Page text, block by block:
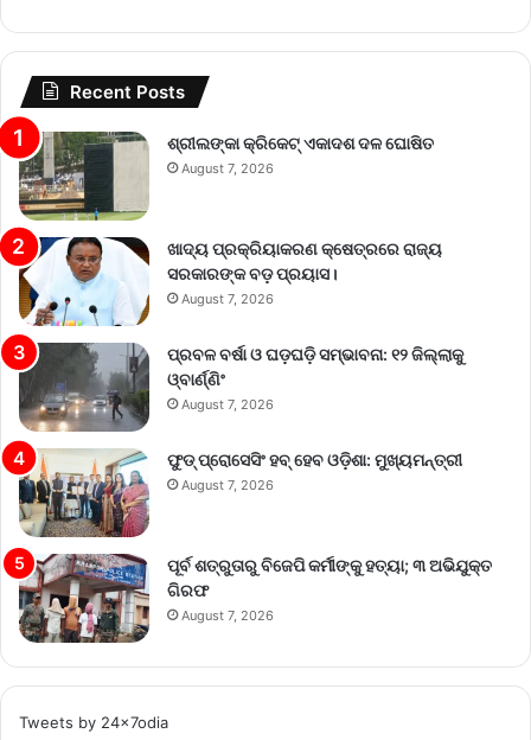
Recent Posts
ଶ୍ରୀଲଙ୍କା କ୍ରିକେଟ୍‌ ଏକାଦଶ ଦଳ ଘୋଷିତ
August 7, 2026
ଖାଦ୍ୟ ପ୍ରକ୍ରିୟାକରଣ କ୍ଷେତ୍ରରେ ରାଜ୍ୟ
ସରକାରଙ୍କ ବଡ଼ ପ୍ରୟାସ।
August 7, 2026
ପ୍ରବଳ ବର୍ଷା ଓ ଘଡ଼ଘଡ଼ି ସମ୍ଭାବନା: ୧୨ ଜିଲ୍ଲାକୁ
ଓ୍ବାର୍ଣ୍ଣିଂ
August 7, 2026
ଫୁଡ୍ ପ୍ରୋସେସିଂ ହବ୍ ହେବ ଓଡ଼ିଶା: ମୁଖ୍ୟମନ୍ତ୍ରୀ
August 7, 2026
ପୂର୍ବ ଶତ୍ରୁତାରୁ ବିଜେପି କର୍ମୀଙ୍କୁ ହତ୍ୟା; ୩ ଅଭିଯୁକ୍ତ
ଗିରଫ
August 7, 2026
Tweets by 24x7odia